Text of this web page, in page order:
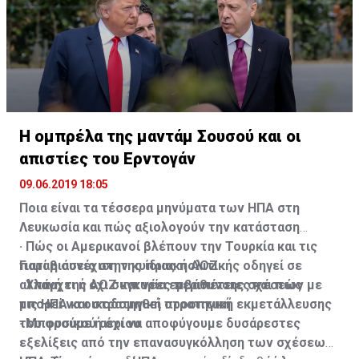
Κυνηγούν κακοπληρωτές οι τράπεζες
τράπεζες ξέρουν ποιοι πληρούν τα κριτήρια και ποιοι
όχι, ότι, εκείνους που δεν πληρούν τα κριτήρια,
άρχισαν να τους στέλνουν επιστολές εκποίησης».
Η ομπρέλα της μαντάμ Σουσού και οι
απιστίες του Ερντογάν
09.06.2019 18:05
Ποια είναι τα τέσσερα μηνύματα των ΗΠΑ στη
Λευκωσία και πώς αξιολογούν την κατάσταση
Γιατί η συνέχιση της ίδιας πολιτικής οδηγεί σε
αλλαγή της ΑΟΖ και νέες περιπέτειες και πώς
μπορεί να οικοδομηθεί στρατηγική εκμετάλλευσης
του φυσικού αερίου
· Πώς οι Αμερικανοί βλέπουν την Τουρκία και τις
παραβιάσεις στην κυπριακή ΑΟΖ
· Υπάρχει ή όχι συγκυρία εμβάθυνσης σχέσεων με
τις ΗΠΑ και στρατηγική προοπτική
· Μπορούμε ή όχι να αποφύγουμε δυσάρεστες
εξελίξεις από την επανασυγκόλληση των σχέσεων